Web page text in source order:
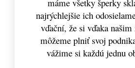
máme všetky šperky
najrýchlejšie ich
vďační, že si vďaka našim
môžeme plniť svoj
vážime si každú jednu